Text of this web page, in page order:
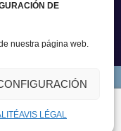
DE
nuestra página web.
AVIS LÉGAL